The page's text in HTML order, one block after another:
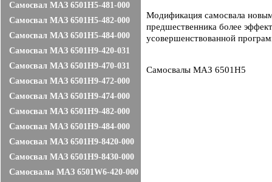
Самосвал МАЗ 6501H5-481-000
Самосвал МАЗ 6501H5-482-000
Самосвал МАЗ 6501H5-484-000
Самосвал МАЗ 6501H9-420-031
Самосвал МАЗ 6501H9-470-031
Самосвал МАЗ 6501H9-472-000
Самосвал МАЗ 6501H9-474-000
Самосвал МАЗ 6501H9-482-000
Самосвал МАЗ 6501H9-484-000
Самосвал МАЗ 6501H9-8420-000
Самосвал МАЗ 6501H9-8430-000
Самосвалы МАЗ 6501W6-420-000
Модификация самосвала
предшественника более
усовершенствованной
Самосвалы МАЗ 6501Н5